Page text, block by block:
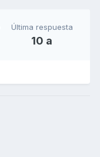
Última respuesta
10 a